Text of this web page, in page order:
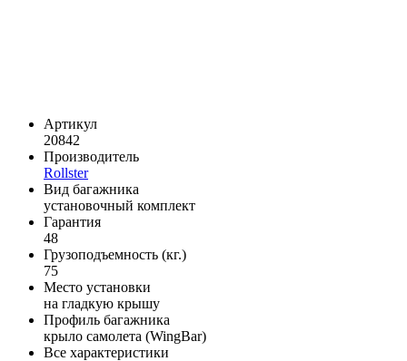
Артикул
20842
Производитель
Rollster
Вид багажника
установочный комплект
Гарантия
48
Грузоподъемность (кг.)
75
Место установки
на гладкую крышу
Профиль багажника
крыло самолета (WingBar)
Все характеристики